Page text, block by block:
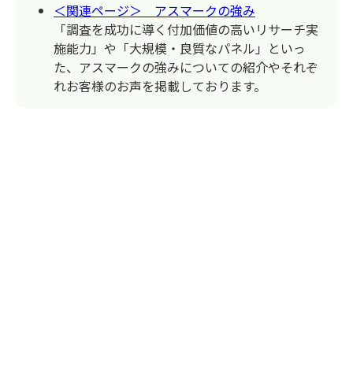
＜関連ページ＞ アスマークの強み
「調査を成功に導く付加価値の高いリサーチ実
施能力」や「大規模・良質なパネル」といっ
た、アスマークの強みについての紹介やそれぞ
れお客様のお声を掲載しております。